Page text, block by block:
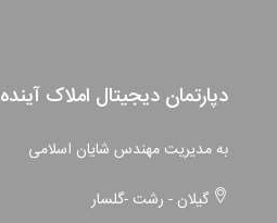
دپارتمان دیجیتال املاک آینده
به مدیریت مهندس شایان اسلامی
گیلان - رشت -گلسار